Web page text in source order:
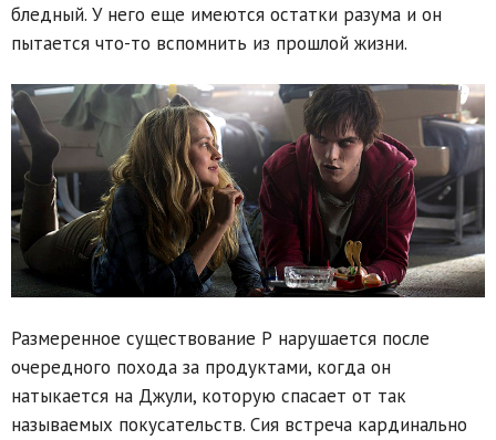
бледный. У него еще имеются остатки разума и он
пытается что-то вспомнить из прошлой жизни.
Размеренное существование Р нарушается после
очередного похода за продуктами, когда он
натыкается на Джули, которую спасает от так
называемых покусательств. Сия встреча кардинально